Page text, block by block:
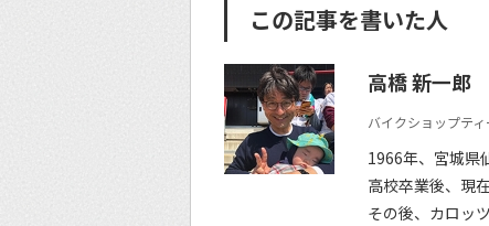
この記事を書いた人
高橋 新一郎
バイクショップテ
1966年、宮城県
高校卒業後、現
その後、カロッ